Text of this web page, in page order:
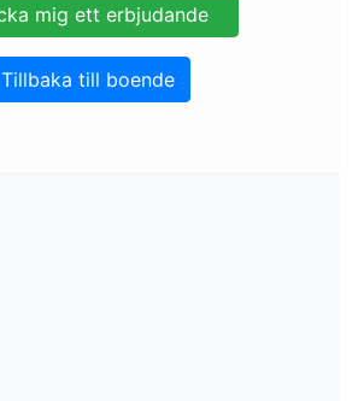
Tillbaka till boende